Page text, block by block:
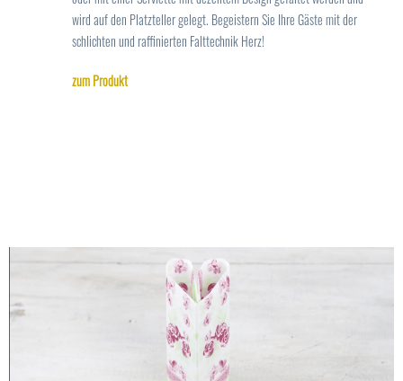
wird auf den Platzteller gelegt. Begeistern Sie Ihre Gäste mit der
schlichten und raffinierten Falttechnik Herz!
zum Produkt